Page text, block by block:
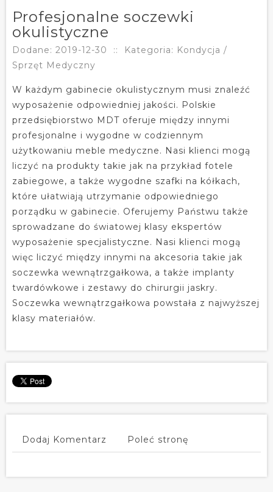
Profesjonalne soczewki
okulistyczne
Dodane: 2019-12-30 ::
Kategoria: Kondycja /
Sprzęt Medyczny
W każdym gabinecie okulistycznym musi znaleźć
wyposażenie odpowiedniej jakości. Polskie
przedsiębiorstwo MDT oferuje między innymi
profesjonalne i wygodne w codziennym
użytkowaniu meble medyczne. Nasi klienci mogą
liczyć na produkty takie jak na przykład fotele
zabiegowe, a także wygodne szafki na kółkach,
które ułatwiają utrzymanie odpowiedniego
porządku w gabinecie. Oferujemy Państwu także
sprowadzane do światowej klasy ekspertów
wyposażenie specjalistyczne. Nasi klienci mogą
więc liczyć między innymi na akcesoria takie jak
soczewka wewnątrzgałkowa, a także implanty
twardówkowe i zestawy do chirurgii jaskry.
Soczewka wewnątrzgałkowa powstała z najwyższej
klasy materiałów.
Dodaj Komentarz Poleć stronę